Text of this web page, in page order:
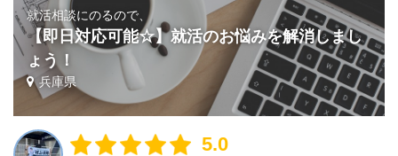
就活相談にのるので、
【即日対応可能☆】就活のお悩みを解消しまし
ょう！
兵庫県
5.0